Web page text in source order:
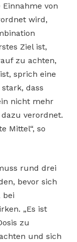
von
wird,
Ziel ist,
zu achten,
sprich eine
stark, dass
nicht mehr
verordnet.
Mittel“, so
rund drei
bevor sich
bei
„Es ist
zu
und sich